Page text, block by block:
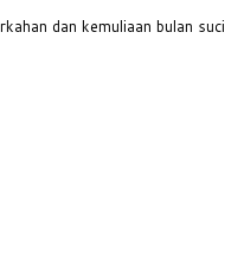
dan kemuliaan bulan suci